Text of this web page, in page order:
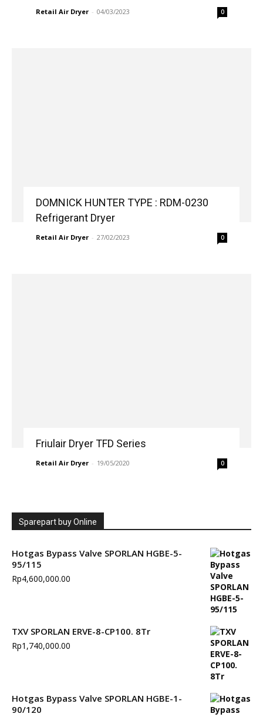
Retail Air Dryer - 04/03/2023 0
DOMNICK HUNTER TYPE : RDM-0230
Refrigerant Dryer
Retail Air Dryer - 27/02/2023 0
Friulair Dryer TFD Series
Retail Air Dryer - 19/05/2020 0
Sparepart buy Online
Hotgas Bypass Valve SPORLAN HGBE-5-
95/115
Rp4,600,000.00
TXV SPORLAN ERVE-8-CP100. 8Tr
Rp1,740,000.00
Hotgas Bypass Valve SPORLAN HGBE-1-
90/120